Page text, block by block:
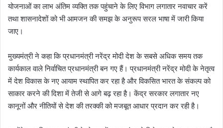
योजनाओं का लाभ अंतिम व्यक्ति तक पहुंचाने के लिए विभाग लगातार नवाचार करें
तथा शासनादेशों को भी आमजन की समझ के अनुरूप सरल भाषा में जारी किया
जाए।
मुख्यमंत्री ने कहा कि प्रधानमंत्री नरेंद्र मोदी देश के सबसे अधिक समय तक
कार्यकाल वाले निर्वाचित प्रधानमंत्री बन गए हैं। प्रधानमंत्री नरेंद्र मोदी के नेतृत्व
में देश विकास के नए आयाम स्थापित कर रहा है और विकसित भारत के संकल्प को
साकार करने की दिशा में तेजी से आगे बढ़ रहा है। केंद्र सरकार लगातार नए
कानूनों और नीतियों से देश की तरक्की को मजबूत आधार प्रदान कर रही है।